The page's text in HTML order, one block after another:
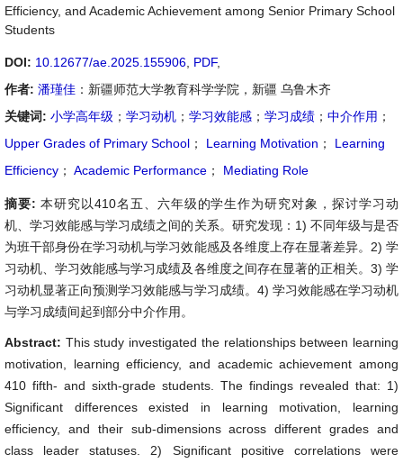
Efficiency, and Academic Achievement among Senior Primary School
Students
DOI: 10.12677/ae.2025.155906 PDF,
作者: 潘瑾佳 ：新疆师范大学教育科学学院，新疆 乌鲁木齐
关键词: 小学高年级 ； 学习动机 ； 学习效能感 ； 学习成绩 ； 中介作用 ；
Upper Grades of Primary School ； Learning Motivation ；
Learning
Efficiency ； Academic Performance ； Mediating Role
摘要: 本研究以410名五、六年级的学生作为研究对象，探讨学习动
机、学习效能感与学习成绩之间的关系。研究发现：1) 不同年级与是否
为班干部身份在学习动机与学习效能感及各维度上存在显著差异。2) 学
习动机、学习效能感与学习成绩及各维度之间存在显著的正相关。3) 学
习动机显著正向预测学习效能感与学习成绩。4) 学习效能感在学习动机
与学习成绩间起到部分中介作用。
Abstract: This study investigated the relationships between learning
motivation, learning efficiency, and academic achievement among
410 fifth- and sixth-grade students. The findings revealed that: 1)
Significant differences existed in learning motivation, learning
efficiency, and their sub-dimensions across different grades and
class leader statuses. 2) Significant positive correlations were